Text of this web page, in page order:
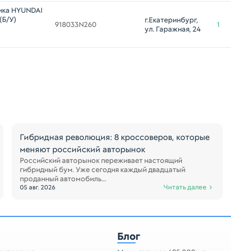
HYUNDAI
У)
918033N260
г.Екатеринбург,
ул. Гаражная, 24
1
Гибридная революция: 8 кроссоверов, которые
меняют российский авторынок
Российский авторынок переживает настоящий
гибридный бум. Уже сегодня каждый двадцатый
проданный автомобиль...
05 авг. 2026 Читать далее
Блог